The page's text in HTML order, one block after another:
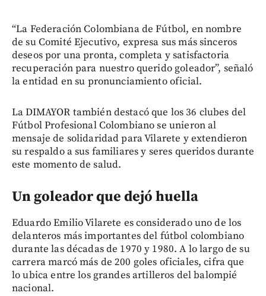
“La Federación Colombiana de Fútbol, en nombre
de su Comité Ejecutivo, expresa sus más sinceros
deseos por una pronta, completa y satisfactoria
recuperación para nuestro querido goleador”, señaló
la entidad en su pronunciamiento oficial.
La DIMAYOR también destacó que los 36 clubes del
Fútbol Profesional Colombiano se unieron al
mensaje de solidaridad para Vilarete y extendieron
su respaldo a sus familiares y seres queridos durante
este momento de salud.
Un goleador que dejó huella
Eduardo Emilio Vilarete es considerado uno de los
delanteros más importantes del fútbol colombiano
durante las décadas de 1970 y 1980. A lo largo de su
carrera marcó más de 200 goles oficiales, cifra que
lo ubica entre los grandes artilleros del balompié
nacional.